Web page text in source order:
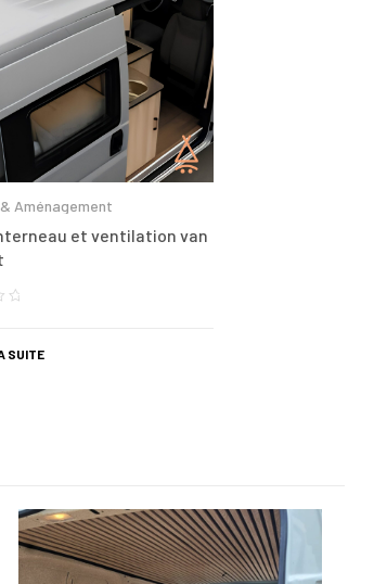
Aménagement
et ventilation van
SUITE